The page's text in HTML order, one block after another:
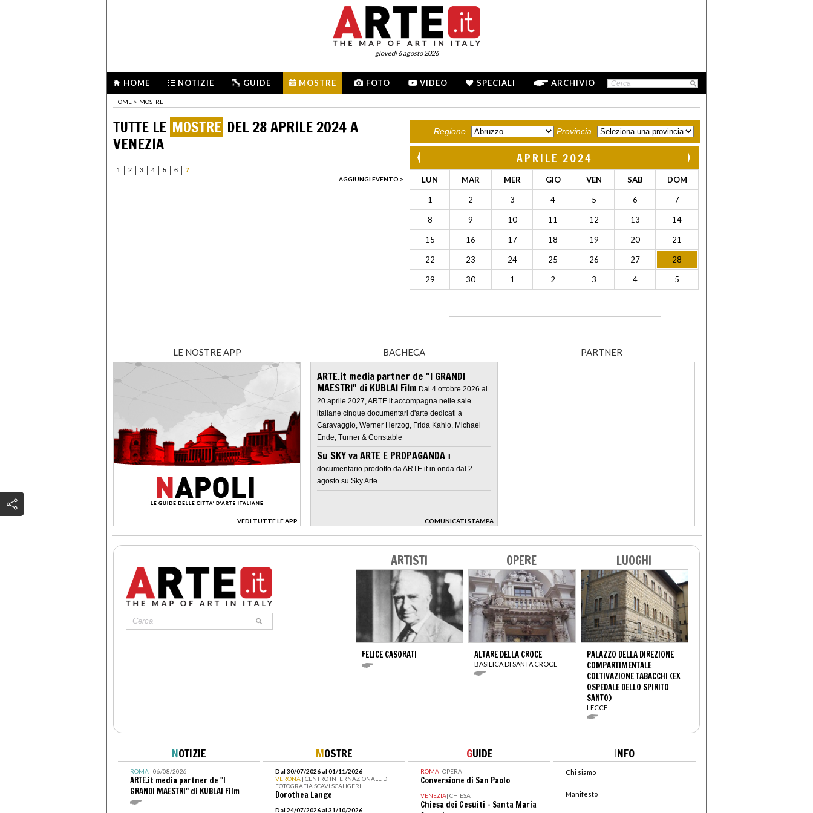
giovedì 6 agosto 2026
HOME NOTIZIE GUIDE MOSTRE FOTO VIDEO SPECIALI ARCHIVIO
HOME > MOSTRE
TUTTE LE MOSTRE DEL 28 APRILE 2024 A
VENEZIA
1 2 3 4 5 6
7
AGGIUNGI EVENTO >
Regione Provincia
APRILE 2024
LUN MAR MER GIO VEN SAB DOM
1 2 3 4 5 6 7
8 9 10 11 12 13 14
15 16 17 18 19 20 21
22 23 24 25 26 27 28
29 30 1 2 3 4 5
LE NOSTRE APP
VEDI TUTTE LE APP
>
BACHECA
ARTE.it media partner de "I GRANDI
MAESTRI" di KUBLAI Film Dal 4 ottobre 2026 al
20 aprile 2027, ARTE.it accompagna nelle sale
italiane cinque documentari d'arte dedicati a
Caravaggio, Werner Herzog, Frida Kahlo, Michael
Ende, Turner & Constable
Su SKY va ARTE E PROPAGANDA Il
documentario prodotto da ARTE.it in onda dal 2
agosto su Sky Arte
COMUNICATI STAMPA
>
PARTNER
ARTISTI
FELICE CASORATI
OPERE
ALTARE DELLA CROCE
BASILICA DI SANTA CROCE
LUOGHI
PALAZZO DELLA DIREZIONE
COMPARTIMENTALE
COLTIVAZIONE TABACCHI (EX
OSPEDALE DELLO SPIRITO
SANTO)
LECCE
NOTIZIE
ROMA| 06/08/2026
ARTE.it media partner de "I
GRANDI MAESTRI" di KUBLAI Film
MOSTRE
Dal 30/07/2026 al 01/11/2026
VERONA | CENTRO INTERNAZIONALE DI
FOTOGRAFIA SCAVI SCALIGERI
Dorothea Lange
Dal 24/07/2026 al 31/10/2026
GUIDE
ROMA| OPERA
Conversione di San Paolo
VENEZIA| CHIESA
Chiesa dei Gesuiti - Santa Maria
INFO
Chi siamo
Manifesto